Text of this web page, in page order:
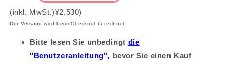
(inkl. MwSt.)¥2,530)
Der Versand wird beim Checkout berechnet
Bitte lesen Sie unbedingt die
"Benutzeranleitung", bevor Sie einen Kauf